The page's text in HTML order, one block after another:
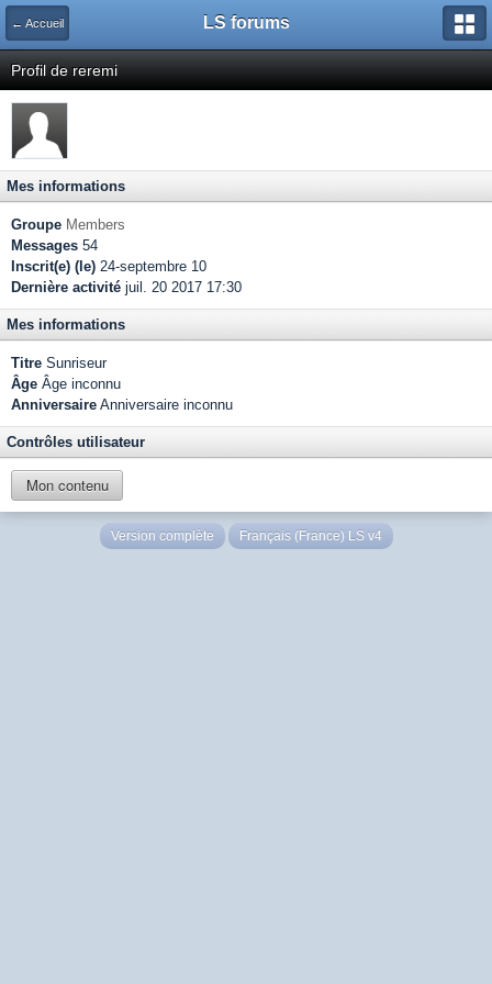
← Accueil LS forums
Profil de reremi
Mes informations
Groupe Members
Messages 54
Inscrit(e) (le) 24-septembre 10
Dernière activité juil. 20 2017 17:30
Mes informations
Titre Sunriseur
Âge Âge inconnu
Anniversaire Anniversaire inconnu
Contrôles utilisateur
Mon contenu
Version complète Français (France) LS v4